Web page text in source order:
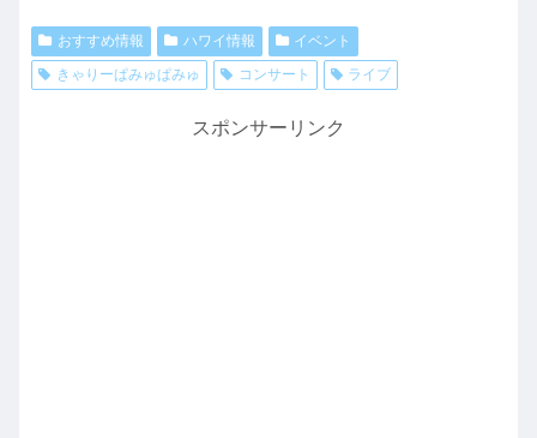
おすすめ情報 ハワイ情報
イベント
きゃりーぱみゅぱみゅ
コンサート ライブ
スポンサーリンク